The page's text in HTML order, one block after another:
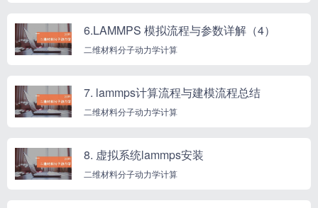
6.LAMMPS 模拟流程与参数详解（4）
二维材料分子动力学计算
7. lammps计算流程与建模流程总结
二维材料分子动力学计算
8. 虚拟系统lammps安装
二维材料分子动力学计算